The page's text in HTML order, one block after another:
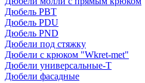
Дюбель PBT
Дюбель PDU
Дюбель PND
Дюбели под стяжку
Дюбели с крюком "Wkret-met"
Дюбели универсальные-Т
Дюбели фасадные